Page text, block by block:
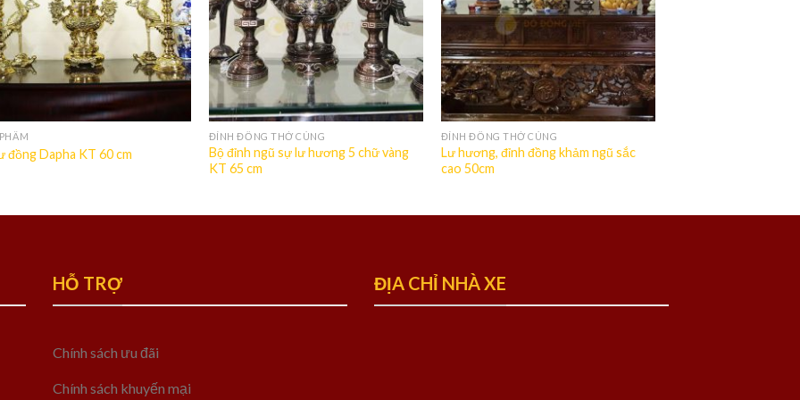
đồng Dapha KT 60 cm
ĐỈNH ĐỒNG THỜ CÚNG
Bộ đỉnh ngũ sự lư hương 5 chữ vàng
KT 65 cm
ĐỈNH ĐỒNG THỜ CÚNG
Lư hương, đỉnh đồng khảm ngũ sắc
cao 50cm
HỖ TRỢ
Chính sách ưu đãi
Chính sách khuyến mại
ĐỊA CHỈ NHÀ XE